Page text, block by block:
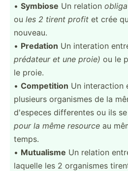
• Symbiose Un relation
ou les 2 tirent profit et crée
nouveau.
• Predation Un interation
prédateur et une proie) ou le
le proie.
• Compet­ition Un intera­ction
plusieurs organismes de la
d'especes differ­entes ou ils se
pour la même resource au
temps.
• Mutualisme Un relation
laquelle les 2 organismes